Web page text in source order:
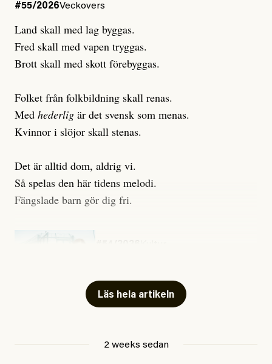
#55/2026Veckovers
Land skall med lag byggas.
Fred skall med vapen tryggas.
Brott skall med skott förebyggas.
Folket från folkbildning skall renas.
Med hederlig är det svensk som menas.
Kvinnor i slöjor skall stenas.
Det är alltid dom, aldrig vi.
Så spelas den här tidens melodi.
Fängslade barn gör dig fri.
Läs hela artikeln
2 weeks sedan